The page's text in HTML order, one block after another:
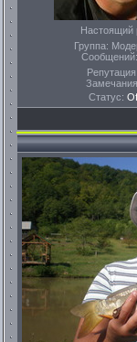
Настоящий
Группа:
Сообщений:
Репутация:
Статус: